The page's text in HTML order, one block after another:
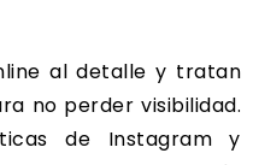
al detalle y tratan
no perder visibilidad.
de Instagram y